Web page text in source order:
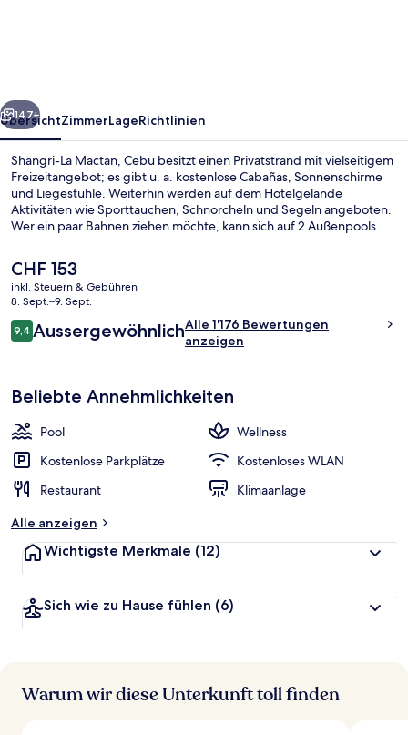
Weiter
147+
ÜbersichtZimmerLageRichtlinien
Shangri-La Mactan, Cebu besitzt einen Privatstrand mit vielseitigem
Freizeitangebot; es gibt u. a. kostenlose Cabañas, Sonnenschirme
und Liegestühle. Weiterhin werden auf dem Hotelgelände
Aktivitäten wie Sporttauchen, Schnorcheln und Segeln angeboten.
Wer ein paar Bahnen ziehen möchte, kann sich auf 2 Außenpools
dich im Wellnessbereich mit Thai-Massagen, Ganzkörperwickeln
und Gesichtsbehandlungen verwöhnen lassen. Das
Gastronomieangebot umfasst 5 Restaurants und 3 Bars/Lounges.
Dieses Resort im luxuriösen Stil bietet als weitere Highlights eine
Poolbar, ein Fitnesscenter sowie einen Fitnessbereich. Das
hilfsbereite Personal und der allgemeine Zustand erhalten gute
Der
aktuelle
Preis
CHF 153.
CHF 153
inkl. Steuern & Gebühren
8. Sept.–9. Sept.
Bewertungen
9,49,4 von 10.
AussergewöhnlichAlle 1'176 Bewertungen
anzeigen
Beliebte Annehmlichkeiten
Pool
Wellness
Kostenlose Parkplätze
Kostenloses WLAN
Restaurant
Klimaanlage
Alle anzeigen
Wichtigste Merkmale (12)
Sich wie zu Hause fühlen (6)
Warum wir diese Unterkunft toll finden